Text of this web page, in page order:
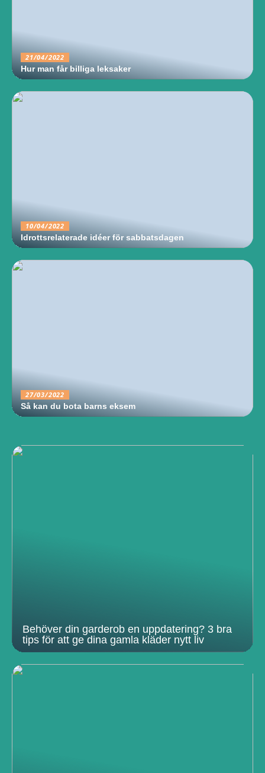
21/04/2022
Hur man får billiga leksaker
10/04/2022
Idrottsrelaterade idéer för sabbatsdagen
27/03/2022
Så kan du bota barns eksem
Behöver din garderob en uppdatering? 3 bra
tips för att ge dina gamla kläder nytt liv